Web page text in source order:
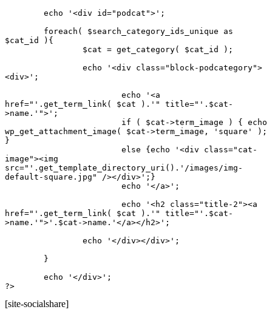
$cat_id ){
<div>';
href="'.get_term_link( $cat ).'" title="'.$cat-
>name.'">';
wp_get_attachment_image( $cat->term_image, 'square' );
}
image"><img
src="'.get_template_directory_uri().'/images/img-
default-square.jpg" /></div>';}
href="'.get_term_link( $cat ).'" title="'.$cat-
>name.'">'.$cat->name.'</a></h2>';
?>
[site-socialshare]